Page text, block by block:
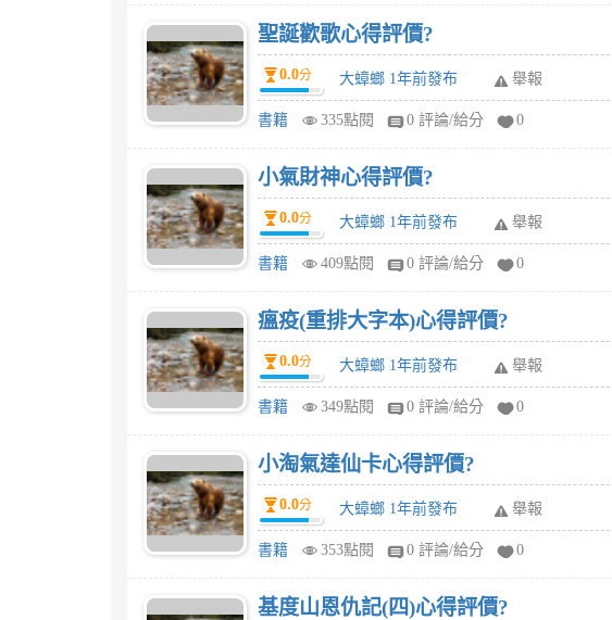
聖誕歡歌心得評價?
0.0分 大蟑螂 1年前發布 舉報
書籍 335點閱 0 評論/給分 0
小氣財神心得評價?
0.0分 大蟑螂 1年前發布 舉報
書籍 409點閱 0 評論/給分 0
瘟疫(重排大字本)心得評價?
0.0分 大蟑螂 1年前發布 舉報
書籍 349點閱 0 評論/給分 0
小淘氣達仙卡心得評價?
0.0分 大蟑螂 1年前發布 舉報
書籍 353點閱 0 評論/給分 0
基度山恩仇記(四)心得評價?